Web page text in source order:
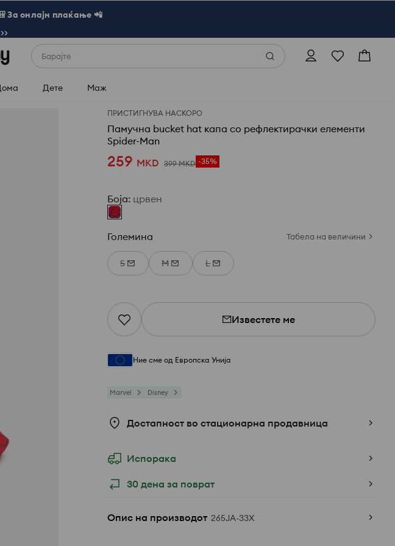
онлајн плаќање 📲
Барајте
Дете Маж
ПРИСТИГНУВА НАСКОРО
Памучна bucket hat капа со рефлектирачки елементи
Spider-Man
259 MKD 399 MKD -35%
Боја: црвен
Големина Табела на величини
S M L
Известете ме
Ние сме од Европска Унија
Marvel Disney
Достапност во стационарна продавница
Испорака
30 дена за поврат
Опис на производот 265JA-33X